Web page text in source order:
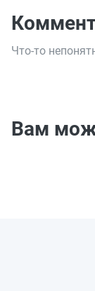
Что-то
Вам